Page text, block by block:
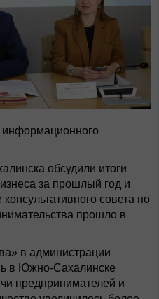
информационного
обсудили итоги
за прошлый год и
совета по
прошло в
в администрации
в Южно-Сахалинске
предпринимателей и